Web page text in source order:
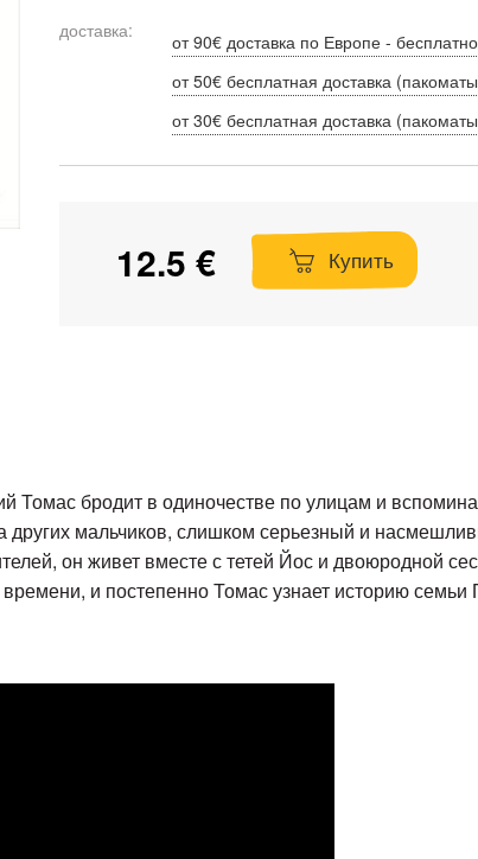
доставка:
от 90€ доставка по Европе -
от 50€ бесплатная доставка
от 30€ бесплатная доставка
12.5 € Купить
Томас бродит в одиночестве по улицам и
мальчиков, слишком серьезный и
он живет вместе с тетей Йос и двоюродной
и постепенно Томас узнает историю